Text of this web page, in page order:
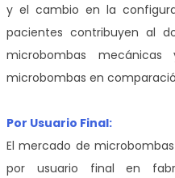
y el cambio en la
pacientes contribuyen al
microbombas
microbombas en
Por Usuario Final:
El mercado de
por usuario final en